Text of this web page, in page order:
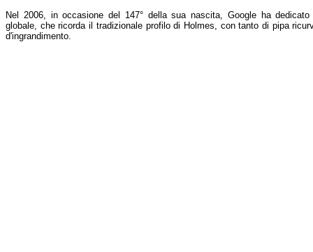
Nel 2006, in occasione del 147° della sua nascita, Google ha
globale, che ricorda il tradizionale profilo di Holmes, con tanto di pipa
d'ingrandimento.